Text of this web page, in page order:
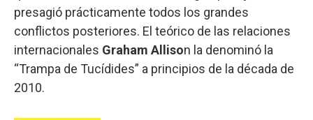
presagió prácticamente todos los grandes
conflictos posteriores. El teórico de las relaciones
internacionales Graham Allison la denominó la
“Trampa de Tucídides” a principios de la década de
2010.